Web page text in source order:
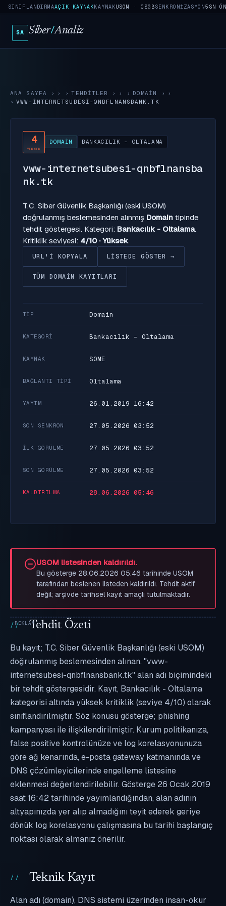
SINIFLANDIRMAAÇIK KAYNAKKAYNAKUSOM · CSGBSENKRONIZASYON5SN
SA Siber/Analiz
ANA SAYFA › TEHDITLER › DOMAIN
›
VWW-INTERNETSUBESI-QNBFLNANSBANK.TK
4
YÜKSEK
DOMAIN BANKACILIK - OLTALAMA
vww-internetsubesi-qnbflnansba
nk.tk
T.C. Siber Güvenlik Başkanlığı (eski USOM)
doğrulanmış beslemesinden alınmış Domain tipinde
tehdit göstergesi. Kategori: Bankacılık - Oltalama.
Kritiklik seviyesi: 4/10 · Yüksek.
URL'I KOPYALA LISTEDE GÖSTER →
TÜM DOMAIN KAYITLARI
TIP Domain
KATEGORI Bankacılık - Oltalama
KAYNAK SOME
BAĞLANTI TIPI Oltalama
YAYIM 26.01.2019 16:42
SON SENKRON 27.05.2026 03:52
İLK GÖRÜLME 27.05.2026 03:52
SON GÖRÜLME 27.05.2026 03:52
KALDIRILMA 28.06.2026 05:46
USOM listesinden kaldırıldı.
Bu gösterge 28.06.2026 05:46 tarihinde USOM
tarafından beslenen listeden kaldırıldı. Tehdit aktif
değil; arşivde tarihsel kayıt amaçlı tutulmaktadır.
Tehdit Özeti
Bu kayıt; T.C. Siber Güvenlik Başkanlığı (eski USOM)
doğrulanmış beslemesinden alınan, "vww-
internetsubesi-qnbflnansbank.tk" alan adı biçimindeki
bir tehdit göstergesidir. Kayıt, Bankacılık - Oltalama
kategorisi altında yüksek kritiklik (seviye 4/10) olarak
sınıflandırılmıştır. Söz konusu gösterge; phishing
kampanyası ile ilişkilendirilmiştir. Kurum politikanıza,
false positive kontrolünüze ve log korelasyonunuza
göre ağ kenarında, e-posta gateway katmanında ve
DNS çözümleyicilerinde engelleme listesine
eklenmesi değerlendirilebilir. Gösterge 26 Ocak 2019
saat 16:42 tarihinde yayımlandığından, alan adının
altyapınızda yer alıp almadığını teyit ederek geriye
dönük log korelasyonu çalışmasına bu tarihi başlangıç
noktası olarak almanız önerilir.
Teknik Kayıt
Alan adı (domain), DNS sistemi üzerinden insan-okur